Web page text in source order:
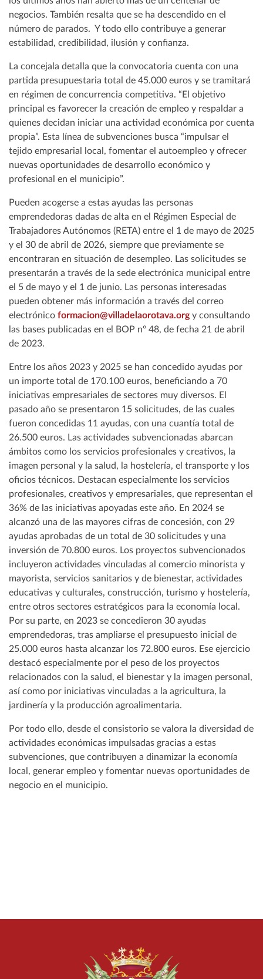
negocios. También resalta que se ha descendido en el
número de parados. Y todo ello contribuye a generar
estabilidad, credibilidad, ilusión y confianza.
La concejala detalla que la convocatoria cuenta con una
partida presupuestaria total de 45.000 euros y se tramitará
en régimen de concurrencia competitiva. “El objetivo
principal es favorecer la creación de empleo y respaldar a
quienes decidan iniciar una actividad económica por cuenta
propia”. Esta línea de subvenciones busca “impulsar el
tejido empresarial local, fomentar el autoempleo y ofrecer
nuevas oportunidades de desarrollo económico y
profesional en el municipio”.
Pueden acogerse a estas ayudas las personas
emprendedoras dadas de alta en el Régimen Especial de
Trabajadores Autónomos (RETA) entre el 1 de mayo de 2025
y el 30 de abril de 2026, siempre que previamente se
encontraran en situación de desempleo. Las solicitudes se
presentarán a través de la sede electrónica municipal entre
el 5 de mayo y el 1 de junio. Las personas interesadas
pueden obtener más información a través del correo
electrónico formacion@villadelaorotava.orgy consultando
las bases publicadas en el BOP nº 48, de fecha 21 de abril
de 2023.
Entre los años 2023 y 2025 se han concedido ayudas por
un importe total de 170.100 euros, beneficiando a 70
iniciativas empresariales de sectores muy diversos. El
pasado año se presentaron 15 solicitudes, de las cuales
fueron concedidas 11 ayudas, con una cuantía total de
26.500 euros. Las actividades subvencionadas abarcan
ámbitos como los servicios profesionales y creativos, la
imagen personal y la salud, la hostelería, el transporte y los
oficios técnicos. Destacan especialmente los servicios
profesionales, creativos y empresariales, que representan el
36% de las iniciativas apoyadas este año. En 2024 se
alcanzó una de las mayores cifras de concesión, con 29
ayudas aprobadas de un total de 30 solicitudes y una
inversión de 70.800 euros. Los proyectos subvencionados
incluyeron actividades vinculadas al comercio minorista y
mayorista, servicios sanitarios y de bienestar, actividades
educativas y culturales, construcción, turismo y hostelería,
entre otros sectores estratégicos para la economía local.
Por su parte, en 2023 se concedieron 30 ayudas
emprendedoras, tras ampliarse el presupuesto inicial de
25.000 euros hasta alcanzar los 72.800 euros. Ese ejercicio
destacó especialmente por el peso de los proyectos
relacionados con la salud, el bienestar y la imagen personal,
así como por iniciativas vinculadas a la agricultura, la
jardinería y la producción agroalimentaria.
Por todo ello, desde el consistorio se valora la diversidad de
actividades económicas impulsadas gracias a estas
subvenciones, que contribuyen a dinamizar la economía
local, generar empleo y fomentar nuevas oportunidades de
negocio en el municipio.